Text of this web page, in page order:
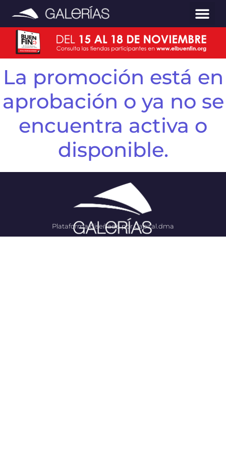
La promoción está en
aprobación o ya no se
encuentra activa o
disponible.
Plataforma diseñada por Capital.dma